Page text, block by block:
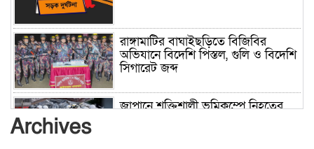
রাঙ্গামাটির বাঘাইছড়িতে বিজিবির
অভিযানে বিদেশি পিস্তল, গুলি ও বিদেশি
সিগারেট জব্দ
জাপানে শক্তিশালী ভূমিকম্পে নিহতের
Archives